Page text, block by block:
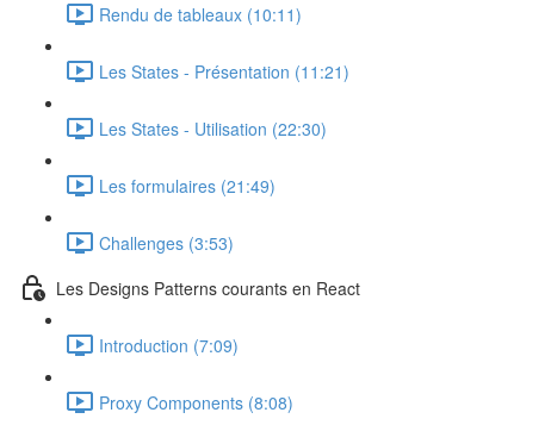
Rendu de tableaux (10:11)
Les States - Présentation (11:21)
Les States - Utilisation (22:30)
Les formulaires (21:49)
Challenges (3:53)
Les Designs Patterns courants en React
Introduction (7:09)
Proxy Components (8:08)